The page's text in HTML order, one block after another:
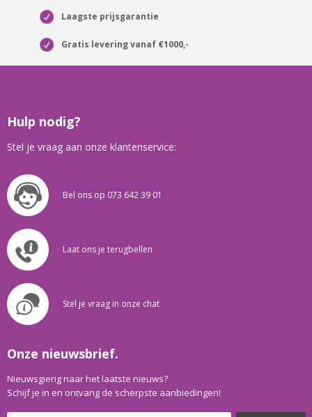
Laagste prijsgarantie
Gratis levering vanaf €1000,-
Hulp nodig?
Stel je vraag aan onze klantenservice:
Bel ons op 073 642 39 01
Laat ons je terugbellen
Stel je vraag in onze chat
Onze nieuwsbrief.
Nieuwsgierig naar het laatste nieuws?
Schijf je in en ontvang de scherpste aanbiedingen!